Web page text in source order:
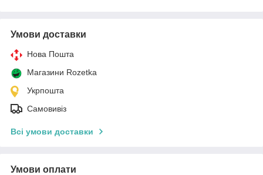
Умови доставки
Нова Пошта
Магазини Rozetka
Укрпошта
Самовивіз
Всі умови доставки
Умови оплати